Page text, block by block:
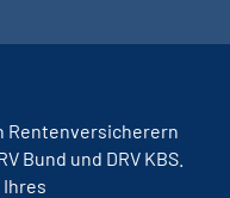
Rentenversicherern
Bund und DRV KBS.